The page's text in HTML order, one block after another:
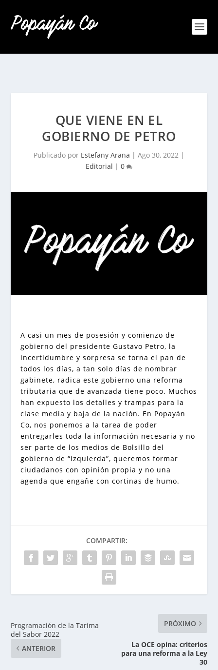
QUE VIENE EN EL
GOBIERNO DE PETRO
Publicado por Estefany Arana | Ago 30, 2022 |
Editorial | 0
A casi un mes de posesión y comienzo de
gobierno del presidente Gustavo Petro, la
incertidumbre y sorpresa se torna el pan de
todos los días, a tan solo días de nombrar
gabinete, radica este gobierno una reforma
tributaria que de avanzada tiene poco. Muchos
han expuesto los detalles y trampas para la
clase media y baja de la nación. En Popayán
Co, nos ponemos a la tarea de poder
entregarles toda la información necesaria y no
ser parte de los medios de Bolsillo del
gobierno de “izquierda”, queremos formar
ciudadanos con opinión propia y no una
agenda que engañe con cortinas de humo.
COMPARTIR:
Programación de la Tarima
del Sabor 2022
ANTERIOR
PRÓXIMO
La OCE opina: criterios
para una reforma a la Ley
30